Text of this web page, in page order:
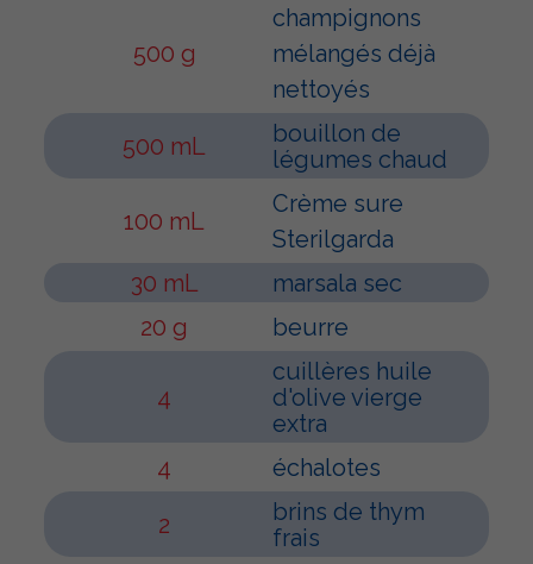
500 g
champignons
mélangés déjà
nettoyés
500 mL
bouillon de
légumes chaud
100 mL
Crème sure
Sterilgarda
30 mL
marsala sec
20 g
beurre
4
cuillères huile
d'olive vierge
extra
4
échalotes
2
brins de thym
frais